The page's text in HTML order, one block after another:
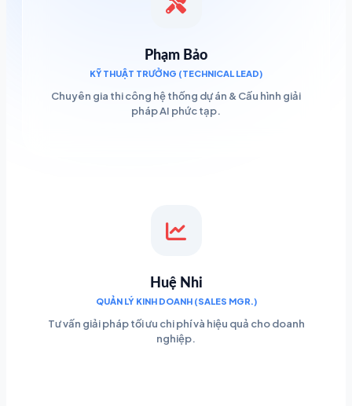
Phạm Bảo
KỸ THUẬT TRƯỞNG (TECHNICAL LEAD)
Chuyên gia thi công hệ thống dự án & Cấu hình giải
pháp AI phức tạp.
Huệ Nhi
QUẢN LÝ KINH DOANH (SALES MGR.)
Tư vấn giải pháp tối ưu chi phí và hiệu quả cho doanh
nghiệp.